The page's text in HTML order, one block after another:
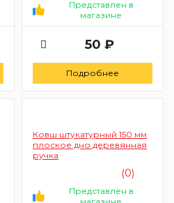
Представлен в
магазине
50 ₽
Подробнее
Ковш штукатурный 150 мм
плоское дно деревянная
ручка
(0)
Представлен в